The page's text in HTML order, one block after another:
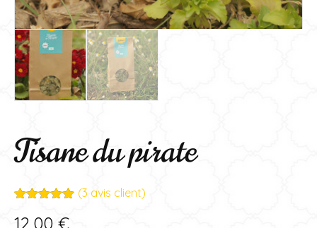
Tisane du pirate
sur 5
(3 avis client)
12,00 €